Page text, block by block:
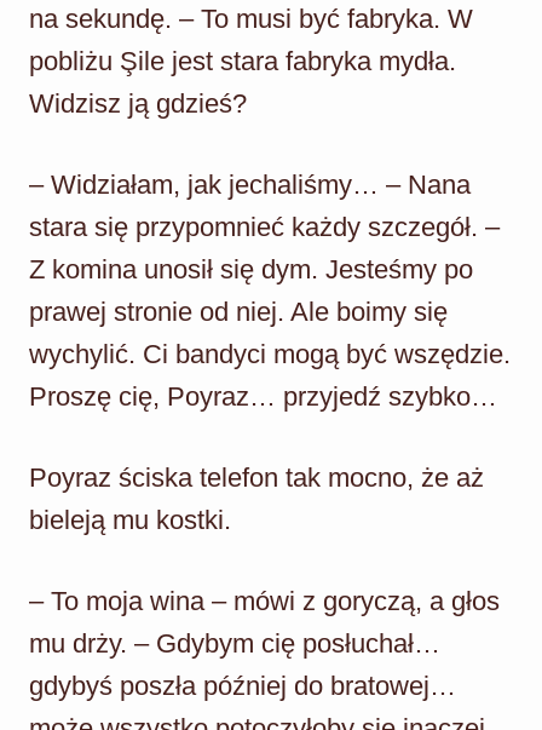
na sekundę. – To musi być fabryka. W
pobliżu Şile jest stara fabryka mydła.
Widzisz ją gdzieś?
– Widziałam, jak jechaliśmy… – Nana
stara się przypomnieć każdy szczegół. –
Z komina unosił się dym. Jesteśmy po
prawej stronie od niej. Ale boimy się
wychylić. Ci bandyci mogą być wszędzie.
Proszę cię, Poyraz… przyjedź szybko…
Poyraz ściska telefon tak mocno, że aż
bieleją mu kostki.
– To moja wina – mówi z goryczą, a głos
mu drży. – Gdybym cię posłuchał…
gdybyś poszła później do bratowej…